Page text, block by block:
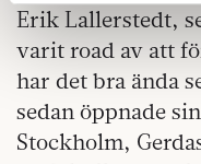
Dessa kan i sin tur
information som du
samlat in när du har
Om du vill läsa mer
kan du göra dethär.
Erik Lallerstedt,
varit road av att
har det bra ända
sedan öppnade
Stockholm,